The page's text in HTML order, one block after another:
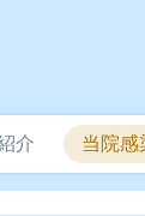
介 当院感